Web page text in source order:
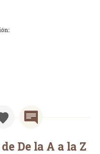
De la A a la Z